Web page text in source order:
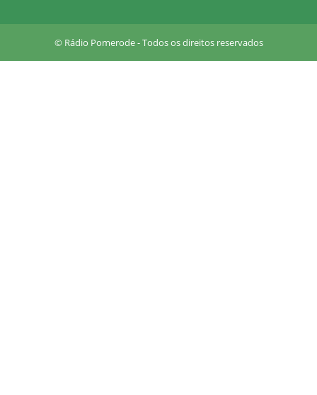
a
© Rádio Pomerode - Todos os direitos reservados